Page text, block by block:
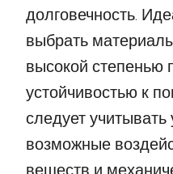
долговечность.
выбрать
высокой степенью
устойчивостью к
следует
возможные
веществ и